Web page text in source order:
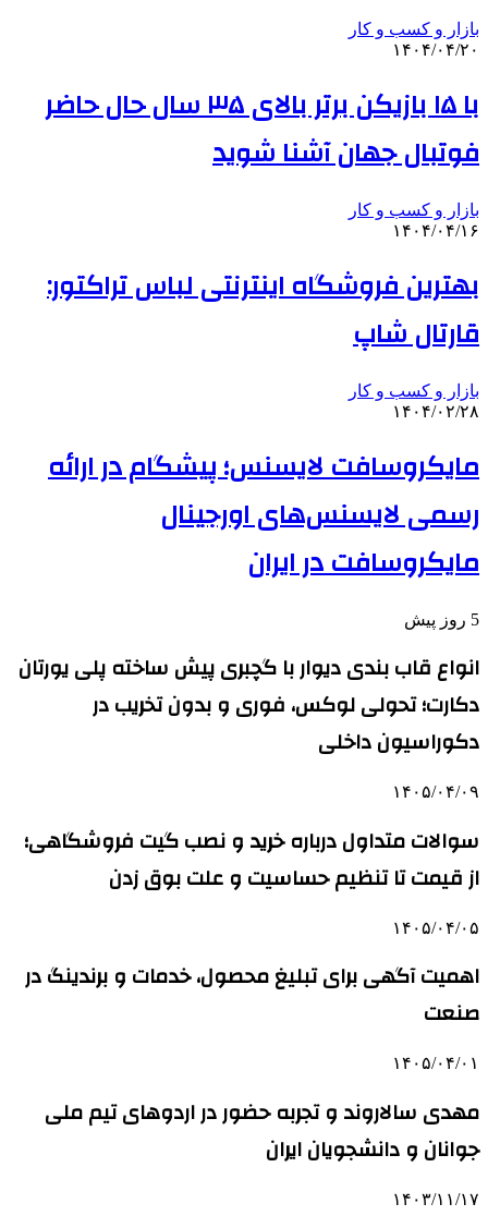
بازار و کسب و کار
۱۴۰۴/۰۴/۲۰
با ۱۵ بازیکن برتر بالای ۳۵ سال حال حاضر
فوتبال جهان آشنا شوید
بازار و کسب و کار
۱۴۰۴/۰۴/۱۶
بهترین فروشگاه اینترنتی لباس تراکتور:
قارتال شاپ
بازار و کسب و کار
۱۴۰۴/۰۲/۲۸
مایکروسافت لایسنس؛ پیشگام در ارائه
رسمی لایسنس‌های اورجینال
مایکروسافت در ایران
5 روز پیش
انواع قاب بندی دیوار با گچبری پیش ساخته پلی یورتان
دکارت؛ تحولی لوکس، فوری و بدون تخریب در
دکوراسیون داخلی
۱۴۰۵/۰۴/۰۹
سوالات متداول درباره خرید و نصب گیت فروشگاهی؛
از قیمت تا تنظیم حساسیت و علت بوق زدن
۱۴۰۵/۰۴/۰۵
اهمیت آگهی برای تبلیغ محصول، خدمات و برندینگ در
صنعت
۱۴۰۵/۰۴/۰۱
مهدی سالاروند و تجربه حضور در اردوهای تیم ملی
جوانان و دانشجویان ایران
۱۴۰۳/۱۱/۱۷